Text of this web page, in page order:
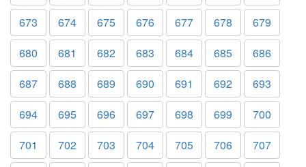
673
674 675 676 677 678
679
680
681 682 683 684 685
686
687
688 689 690 691 692
693
694
695 696 697 698 699
700
701
702 703 704 705 706
707